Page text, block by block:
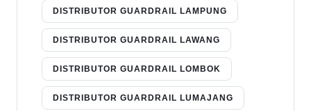
DISTRIBUTOR GUARDRAIL LAMPUNG
DISTRIBUTOR GUARDRAIL LAWANG
DISTRIBUTOR GUARDRAIL LOMBOK
DISTRIBUTOR GUARDRAIL LUMAJANG